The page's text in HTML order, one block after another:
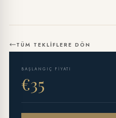
TÜM TEKLIFLERE DÖN
BAŞLANGIÇ FIYATI
€35